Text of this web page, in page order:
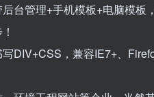
台管理+手机模板+电脑模板
DIV+CSS，兼容IE7+、